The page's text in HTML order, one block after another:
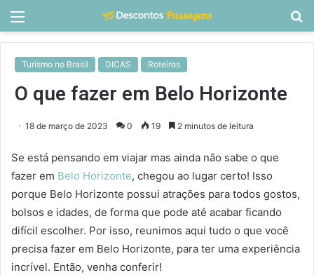
Menu
Turismo no Brasil DICAS Roteiros
O que fazer em Belo Horizonte
18 de março de 2023 0 19 2 minutos de leitura
Se está pensando em viajar mas ainda não sabe o que
fazer em Belo Horizonte, chegou ao lugar certo! Isso
porque Belo Horizonte possui atrações para todos gostos,
bolsos e idades, de forma que pode até acabar ficando
difícil escolher. Por isso, reunimos aqui tudo o que você
precisa fazer em Belo Horizonte, para ter uma experiência
incrível. Então, venha conferir!